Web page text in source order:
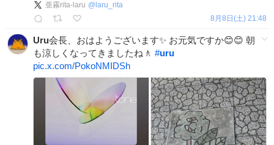
亜霧rita-laru @ laru_rita
8月8日(土) 21:48
Uru会長、おはようございます✨ お元気ですか😊😊 朝
も涼しくなってきましたね🚶 #uru
pic.x.com/PokoNMIDSh